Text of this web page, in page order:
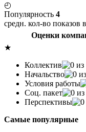
◴
Популярность 4
средн. кол-во показов
Оценки
★
Коллектив
Начальство
Условия работы
Соц. пакет
Перспективы
Самые популярные